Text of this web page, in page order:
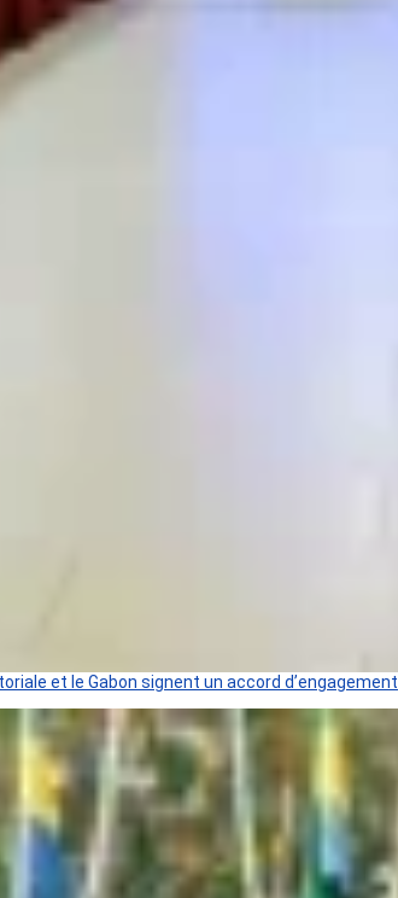
et le Gabon signent un accord d’engagement